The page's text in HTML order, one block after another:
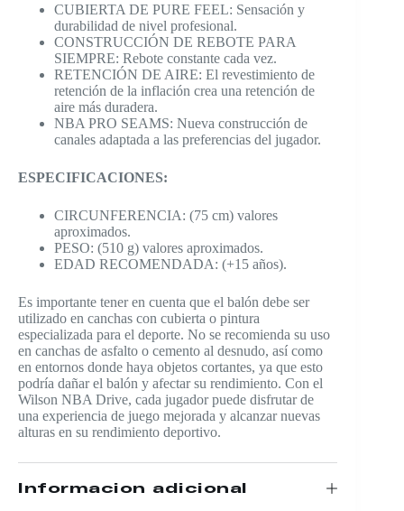
CUBIERTA DE PURE FEEL: Sensación y
durabilidad de nivel profesional.
CONSTRUCCIÓN DE REBOTE PARA
SIEMPRE: Rebote constante cada vez.
RETENCIÓN DE AIRE: El revestimiento de
retención de la inflación crea una retención de
aire más duradera.
NBA PRO SEAMS: Nueva construcción de
canales adaptada a las preferencias del jugador.
ESPECIFICACIONES:
CIRCUNFERENCIA: (75 cm) valores
aproximados.
PESO: (510 g) valores aproximados.
EDAD RECOMENDADA: (+15 años).
Es importante tener en cuenta que el balón debe ser
utilizado en canchas con cubierta o pintura
especializada para el deporte. No se recomienda su uso
en canchas de asfalto o cemento al desnudo, así como
en entornos donde haya objetos cortantes, ya que esto
podría dañar el balón y afectar su rendimiento. Con el
Wilson NBA Drive, cada jugador puede disfrutar de
una experiencia de juego mejorada y alcanzar nuevas
alturas en su rendimiento deportivo.
Información adicional